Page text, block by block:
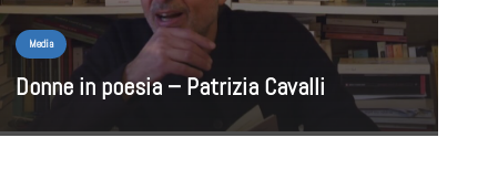
Media
Donne in poesia – Patrizia Cavalli